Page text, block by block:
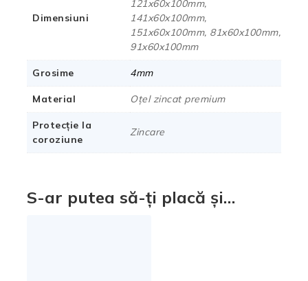
Dimensiuni
121x60x100mm,
141x60x100mm,
151x60x100mm, 81x60x100mm,
91x60x100mm
Grosime 4mm
Material Oțel zincat premium
Protecție la
coroziune
Zincare
S-ar putea să-ți placă și…